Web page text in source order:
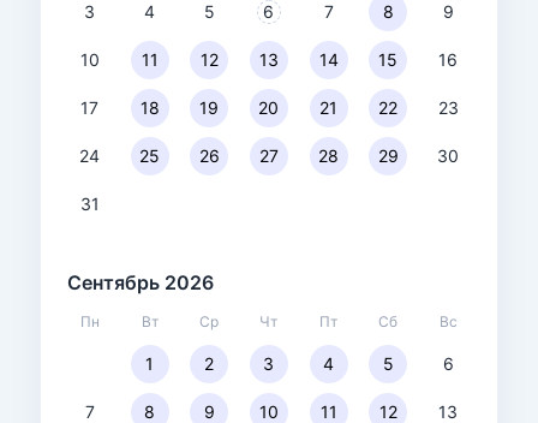
3 4 5 6 7 8 9
10 11 12 13 14 15 16
17 18 19 20 21 22 23
24 25 26 27 28 29 30
31
Сентябрь 2026
Пн Вт Ср Чт Пт Сб Вс
1 2 3 4 5 6
7 8 9 10 11 12 13